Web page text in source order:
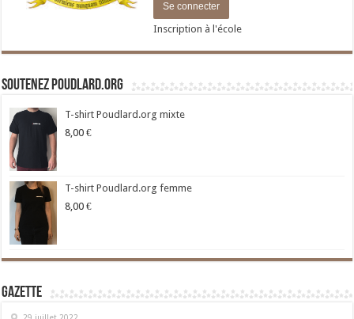
Inscription à l'école
Soutenez Poudlard.org
T-shirt Poudlard.org mixte
8,00 €
T-shirt Poudlard.org femme
8,00 €
Gazette